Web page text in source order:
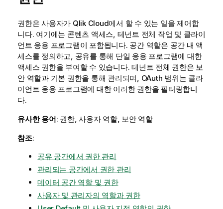
권한은 사용자가 Qlik Cloud에서 할 수 있는 일을 제어합
니다. 여기에는 콘텐츠 액세스, 테넌트 전체 작업 및 클라이
언트 응용 프로그램이 포함됩니다. 공간 역할은 공간 내 액
세스를 정의하고, 공유를 통해 단일 응용 프로그램에 대한
액세스 권한을 부여할 수 있습니다. 테넌트 전체 권한은 보
안 역할과 기본 권한을 통해 관리되며, OAuth 범위는 클라
이언트 응용 프로그램에 대한 이러한 권한을 필터링합니
다.
유사한 용어: 권한, 사용자 역할, 보안 역할
참조:
공유 공간에서 권한 관리
관리되는 공간에서 권한 관리
데이터 공간 역할 및 권한
사용자 및 관리자의 역할과 권한